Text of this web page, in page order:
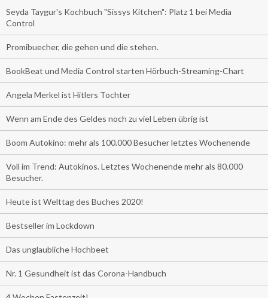
Seyda Taygur's Kochbuch "Sissys Kitchen": Platz 1 bei Media
Control
Promibuecher, die gehen und die stehen.
BookBeat und Media Control starten Hörbuch-Streaming-Chart
Angela Merkel ist Hitlers Tochter
Wenn am Ende des Geldes noch zu viel Leben übrig ist
Boom Autokino: mehr als 100.000 Besucher letztes Wochenende
Voll im Trend: Autokinos. Letztes Wochenende mehr als 80.000
Besucher.
Heute ist Welttag des Buches 2020!
Bestseller im Lockdown
Das unglaubliche Hochbeet
Nr. 1 Gesundheit ist das Corona-Handbuch